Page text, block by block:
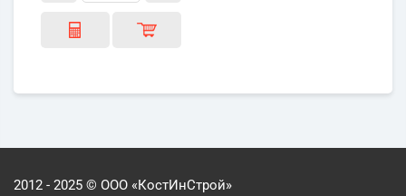
2012 - 2025 © ООО «КостИнСтрой»